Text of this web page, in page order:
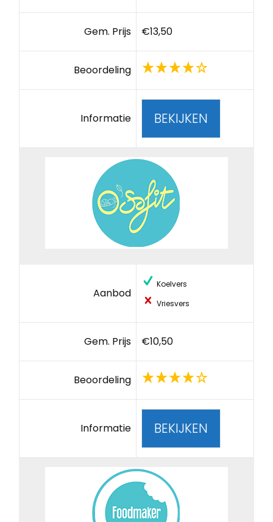
Gem. Prijs €13,50
Beoordeling
Informatie BEKIJKEN
Aanbod
Koelvers
Vriesvers
Gem. Prijs €10,50
Beoordeling
Informatie BEKIJKEN